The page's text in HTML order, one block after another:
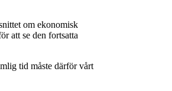
om ekonomisk
att se den fortsatta
tid måste därför vårt